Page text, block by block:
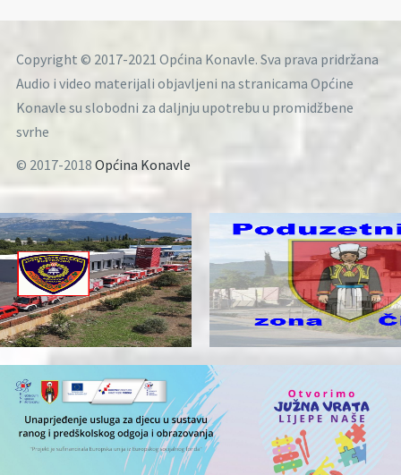
Copyright © 2017-2021 Općina Konavle. Sva prava pridržana
Audio i video materijali objavljeni na stranicama Općine
Konavle su slobodni za daljnju upotrebu u promidžbene
svrhe
© 2017-2018 Općina Konavle